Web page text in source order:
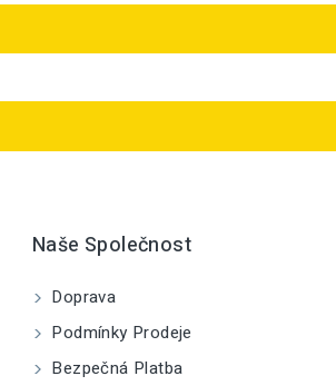
Naše Společnost
Doprava
Podmínky Prodeje
Bezpečná Platba